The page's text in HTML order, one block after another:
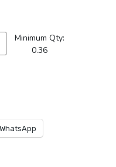
Minimum Qty:
0.36
WhatsApp